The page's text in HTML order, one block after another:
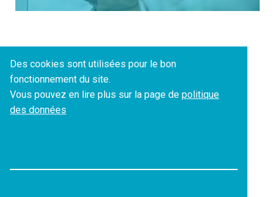
Des cookies sont utilisées pour le bon
fonctionnement du site.
Vous pouvez en lire plus sur la page de politique
des données